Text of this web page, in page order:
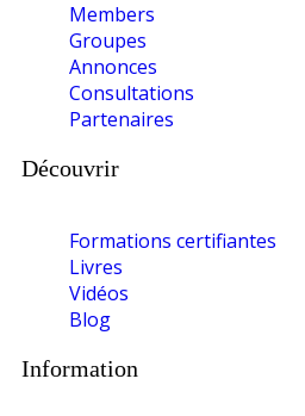
Members
Groupes
Annonces
Consultations
Partenaires
Découvrir
Formations certifiantes
Livres
Vidéos
Blog
Information